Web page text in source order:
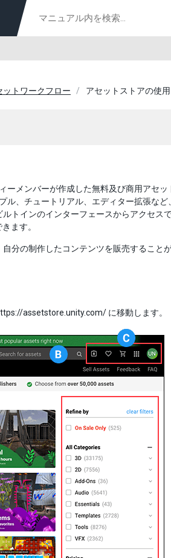
ットワークフロー アセットストアの使用
ーメンバーが作成した無料及び商用アセ
、チュートリアル、エディター拡張など
トインのインターフェースからアクセス
ます。
分の制作したコンテンツを販売すること
assetstore.unity.com/ に移動します。